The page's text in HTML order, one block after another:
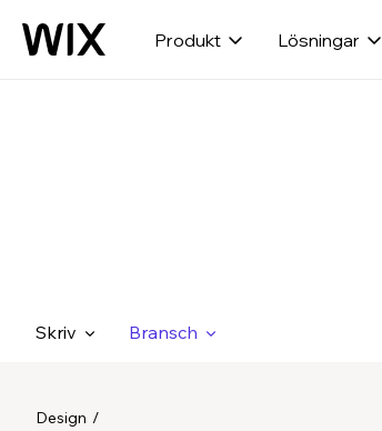
Produkt Lösningar
Skriv Bransch
Design